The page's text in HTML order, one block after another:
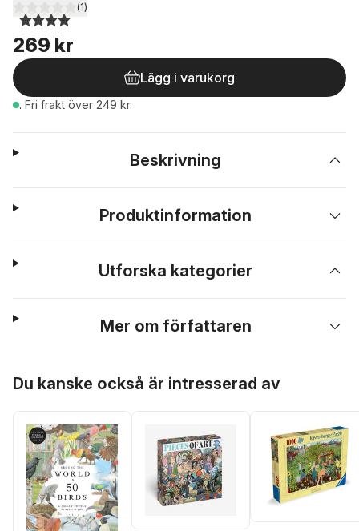
4,0utav 5 stjärnor. Totalt antal röster:
(1)
269 kr
Lägg i varukorg
. Fri frakt över 249 kr.
Beskrivning
Produktinformation
Utforska kategorier
Mer om författaren
Du kanske också är intresserad av